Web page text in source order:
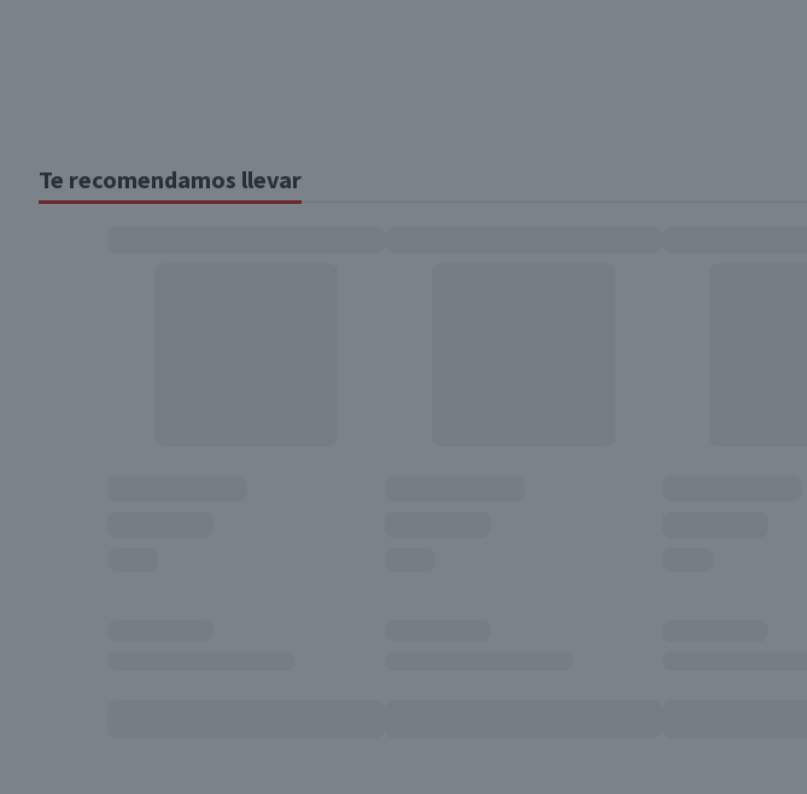
Te recomendamos llevar